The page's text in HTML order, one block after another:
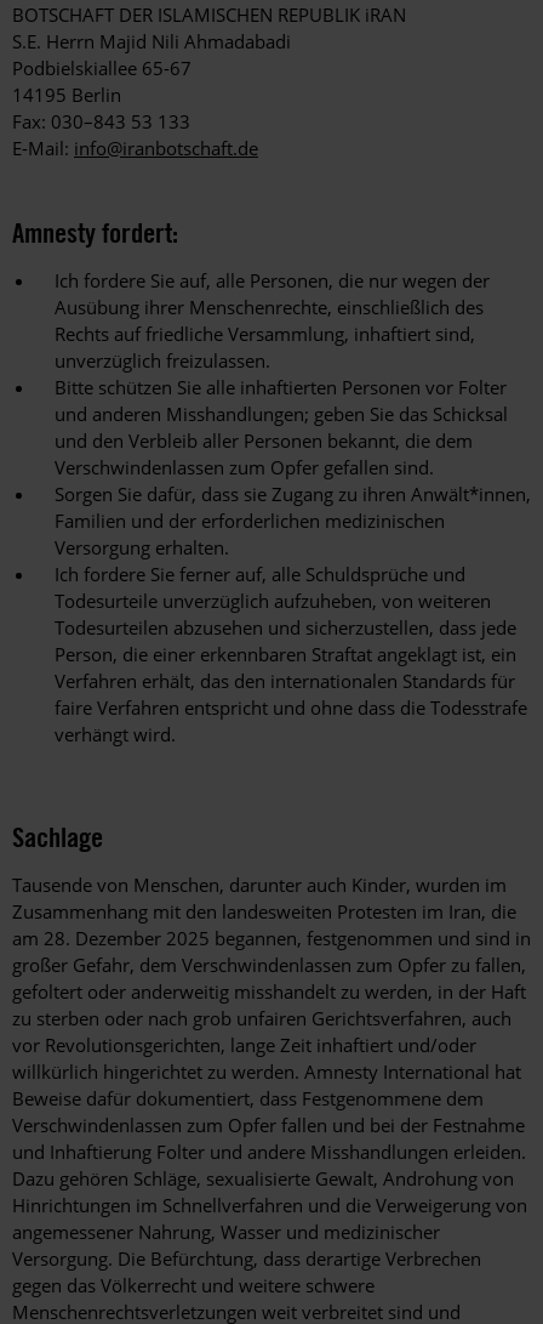
BOTSCHAFT DER ISLAMISCHEN REPUBLIK iRAN
S.E. Herrn Majid Nili Ahmadabadi
Podbielskiallee 65-67
14195 Berlin
Fax: 030–843 53 133
E-Mail: info@iranbotschaft.de
Amnesty fordert:
Ich fordere Sie auf, alle Personen, die nur wegen der
Ausübung ihrer Menschenrechte, einschließlich des
Rechts auf friedliche Versammlung, inhaftiert sind,
unverzüglich freizulassen.
Bitte schützen Sie alle inhaftierten Personen vor Folter
und anderen Misshandlungen; geben Sie das Schicksal
und den Verbleib aller Personen bekannt, die dem
Verschwindenlassen zum Opfer gefallen sind.
Sorgen Sie dafür, dass sie Zugang zu ihren Anwält*innen,
Familien und der erforderlichen medizinischen
Versorgung erhalten.
Ich fordere Sie ferner auf, alle Schuldsprüche und
Todesurteile unverzüglich aufzuheben, von weiteren
Todesurteilen abzusehen und sicherzustellen, dass jede
Person, die einer erkennbaren Straftat angeklagt ist, ein
Verfahren erhält, das den internationalen Standards für
faire Verfahren entspricht und ohne dass die Todesstrafe
verhängt wird.
Sachlage
Tausende von Menschen, darunter auch Kinder, wurden im
Zusammenhang mit den landesweiten Protesten im Iran, die
am 28. Dezember 2025 begannen, festgenommen und sind in
großer Gefahr, dem Verschwindenlassen zum Opfer zu fallen,
gefoltert oder anderweitig misshandelt zu werden, in der Haft
zu sterben oder nach grob unfairen Gerichtsverfahren, auch
vor Revolutionsgerichten, lange Zeit inhaftiert und/oder
willkürlich hingerichtet zu werden. Amnesty International hat
Beweise dafür dokumentiert, dass Festgenommene dem
Verschwindenlassen zum Opfer fallen und bei der Festnahme
und Inhaftierung Folter und andere Misshandlungen erleiden.
Dazu gehören Schläge, sexualisierte Gewalt, Androhung von
Hinrichtungen im Schnellverfahren und die Verweigerung von
angemessener Nahrung, Wasser und medizinischer
Versorgung. Die Befürchtung, dass derartige Verbrechen
gegen das Völkerrecht und weitere schwere
Menschenrechtsverletzungen weit verbreitet sind und